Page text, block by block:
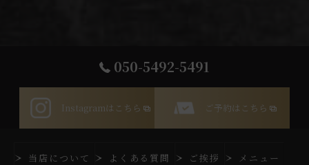
050-5492-5491
Instagramはこちら ご予約はこちら
当店について よくある質問 ご挨拶 メニュー